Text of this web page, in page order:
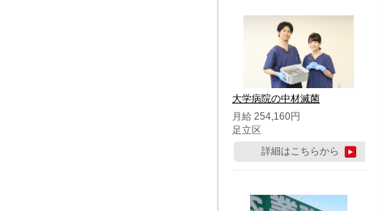
大学病院の中材滅菌
月給 254,160円
足立区
詳細はこちらから